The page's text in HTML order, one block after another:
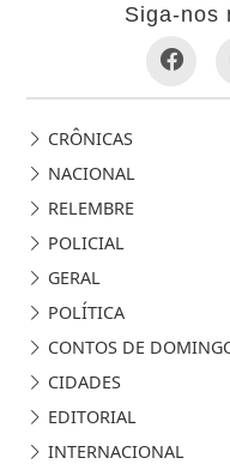
Siga-nos
CRÔNICAS
NACIONAL
RELEMBRE
POLICIAL
GERAL
POLÍTICA
CONTOS DE
CIDADES
EDITORIAL
INTERNACIONAL